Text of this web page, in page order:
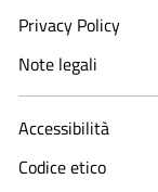
Privacy Policy
Note legali
Accessibilità
Codice etico